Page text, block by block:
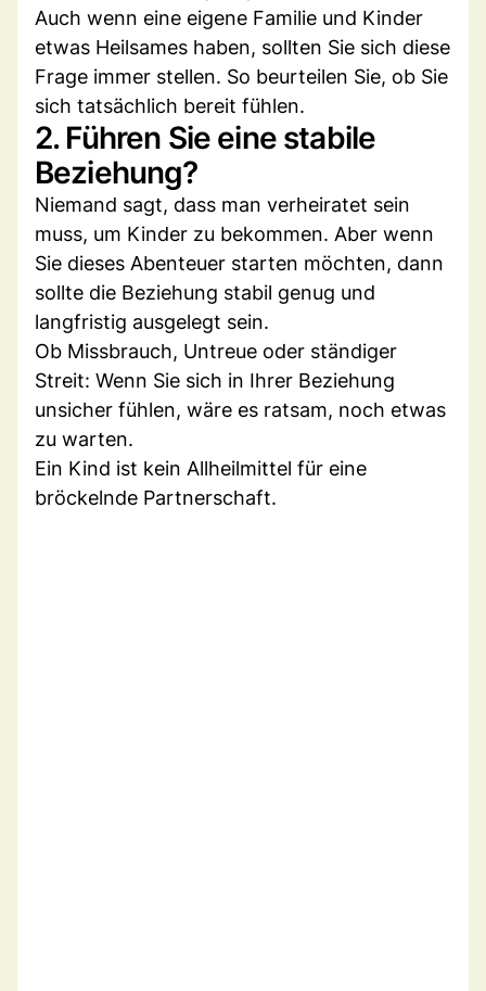
Auch wenn eine eigene Familie und Kinder
etwas Heilsames haben, sollten Sie sich diese
Frage immer stellen. So beurteilen Sie, ob Sie
sich tatsächlich bereit fühlen.
2. Führen Sie eine stabile
Beziehung?
Niemand sagt, dass man verheiratet sein
muss, um Kinder zu bekommen. Aber wenn
Sie dieses Abenteuer starten möchten, dann
sollte die Beziehung stabil genug und
langfristig ausgelegt sein.
Ob Missbrauch, Untreue oder ständiger
Streit: Wenn Sie sich in Ihrer Beziehung
unsicher fühlen, wäre es ratsam, noch etwas
zu warten.
Ein Kind ist kein Allheilmittel für eine
bröckelnde Partnerschaft.